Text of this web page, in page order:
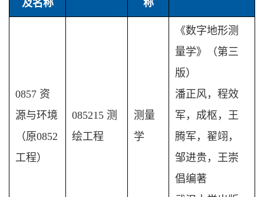
及名称
称
0857 资
源与环境
（原0852
工程）
085215 测
绘工程
测量
学
《数字地形测
量学》（第三
版）
潘正风，程效
军，成枢，王
腾军，翟翊，
邹进贵，王崇
倡编著